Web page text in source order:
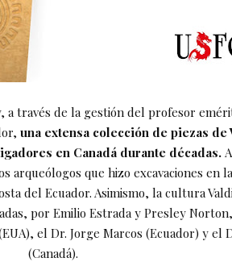
a través de la gestión del profesor
una extensa colección de piezas de
en Canadá durante décadas.
arqueólogos que hizo excavaciones en
del Ecuador. Asimismo, la cultura
por Emilio Estrada y Presley
el Dr. Jorge Marcos (Ecuador) y el
(Canadá).